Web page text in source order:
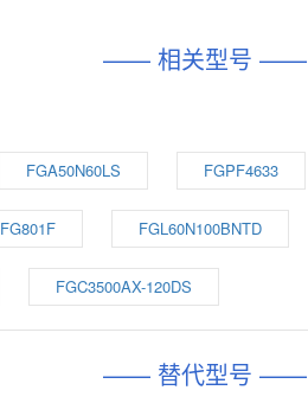
—— 相关型号 ——
FGA50N60LS FGPF4633
FG801F FGL60N100BNTD
FGC3500AX-120DS
—— 替代型号 ——